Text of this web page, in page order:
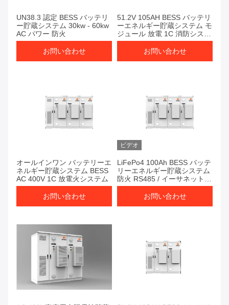
UN38.3 認定 BESS バッテリ
ー貯蔵システム 30kw - 60kw
AC パワー 防火
お問い合わせ
51.2V 105AH BESS バッテリ
ーエネルギー貯蔵システム モ
ジュール 放電 1C 消防システ
ム
お問い合わせ
オールインワン バッテリーエ
ネルギー貯蔵システム BESS
AC 400V 1C 放電火システム
お問い合わせ
ビデオ
LiFePo4 100Ah BESS バッテ
リーエネルギー貯蔵システム
防火 RS485 / イーサネット
インターフェース
お問い合わせ